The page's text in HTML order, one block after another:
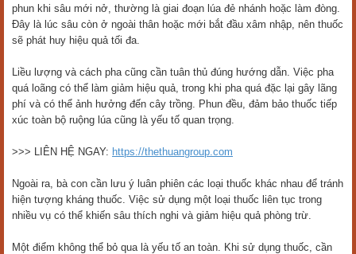
phun khi sâu mới nở, thường là giai đoạn lúa đẻ nhánh hoặc làm đòng.
Đây là lúc sâu còn ở ngoài thân hoặc mới bắt đầu xâm nhập, nên thuốc
sẽ phát huy hiệu quả tối đa.
Liều lượng và cách pha cũng cần tuân thủ đúng hướng dẫn. Việc pha
quá loãng có thể làm giảm hiệu quả, trong khi pha quá đặc lại gây lãng
phí và có thể ảnh hưởng đến cây trồng. Phun đều, đảm bảo thuốc tiếp
xúc toàn bộ ruộng lúa cũng là yếu tố quan trọng.
>>> LIÊN HỆ NGAY: https://thethuangroup.com
Ngoài ra, bà con cần lưu ý luân phiên các loại thuốc khác nhau để tránh
hiện tượng kháng thuốc. Việc sử dụng một loại thuốc liên tục trong
nhiều vụ có thể khiến sâu thích nghi và giảm hiệu quả phòng trừ.
Một điểm không thể bỏ qua là yếu tố an toàn. Khi sử dụng thuốc, cần